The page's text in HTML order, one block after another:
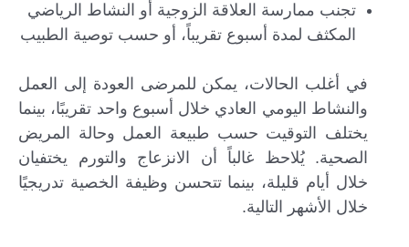
تجنب ممارسة العلاقة الزوجية أو النشاط الرياضي
المكثف لمدة أسبوع تقريباً، أو حسب توصية الطبيب
في أغلب الحالات، يمكن للمرضى العودة إلى العمل
والنشاط اليومي العادي خلال أسبوع واحد تقريبًا، بينما
يختلف التوقيت حسب طبيعة العمل وحالة المريض
الصحية. يُلاحظ غالباً أن الانزعاج والتورم يختفيان
خلال أيام قليلة، بينما تتحسن وظيفة الخصية تدريجيًا
خلال الأشهر التالية.